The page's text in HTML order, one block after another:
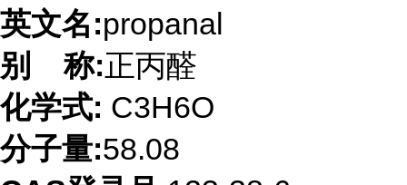
英文名:propanal
别 称:正丙醛
化学式: C3H6O
分子量:58.08